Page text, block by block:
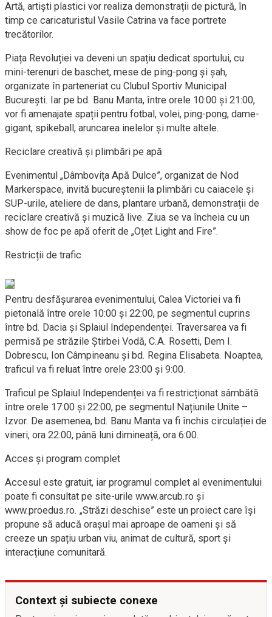
Artă, artiști plastici vor realiza demonstrații de pictură, în
timp ce caricaturistul Vasile Catrina va face portrete
trecătorilor.
Piața Revoluției va deveni un spațiu dedicat sportului, cu
mini-terenuri de baschet, mese de ping-pong și șah,
organizate în parteneriat cu Clubul Sportiv Municipal
București. Iar pe bd. Banu Manta, între orele 10:00 și 21:00,
vor fi amenajate spații pentru fotbal, volei, ping-pong, dame-
gigant, spikeball, aruncarea inelelor și multe altele.
Reciclare creativă și plimbări pe apă
Evenimentul „Dâmbovița Apă Dulce”, organizat de Nod
Markerspace, invită bucureștenii la plimbări cu caiacele și
SUP-urile, ateliere de dans, plantare urbană, demonstrații de
reciclare creativă și muzică live. Ziua se va încheia cu un
show de foc pe apă oferit de „Oțet Light and Fire”.
Restricții de trafic
Pentru desfășurarea evenimentului, Calea Victoriei va fi
pietonală între orele 10:00 și 22:00, pe segmentul cuprins
între bd. Dacia și Splaiul Independenței. Traversarea va fi
permisă pe străzile Știrbei Vodă, C.A. Rosetti, Dem I.
Dobrescu, Ion Câmpineanu și bd. Regina Elisabeta. Noaptea,
traficul va fi reluat între orele 23:00 și 9:00.
Traficul pe Splaiul Independenței va fi restricționat sâmbătă
între orele 17:00 și 22:00, pe segmentul Națiunile Unite –
Izvor. De asemenea, bd. Banu Manta va fi închis circulației de
vineri, ora 22:00, până luni dimineață, ora 6:00.
Acces și program complet
Accesul este gratuit, iar programul complet al evenimentului
poate fi consultat pe site-urile www.arcub.ro și
www.proedus.ro. „Străzi deschise” este un proiect care își
propune să aducă orașul mai aproape de oameni și să
creeze un spațiu urban viu, animat de cultură, sport și
interacțiune comunitară.
Context și subiecte conexe